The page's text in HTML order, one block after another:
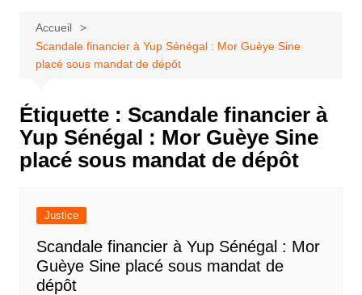
Accueil
Scandale financier à Yup Sénégal : Mor Guèye Sine
placé sous mandat de dépôt
Étiquette : Scandale financier à
Yup Sénégal : Mor Guèye Sine
placé sous mandat de dépôt
Justice
Scandale financier à Yup Sénégal : Mor
Guèye Sine placé sous mandat de
dépôt